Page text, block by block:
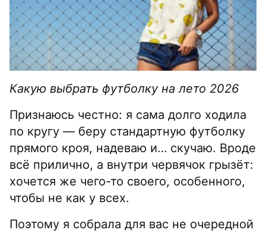
Какую выбрать футболку на лето 2026
Признаюсь честно: я сама долго ходила
по кругу — беру стандартную футболку
прямого кроя, надеваю и… скучаю. Вроде
всё прилично, а внутри червячок грызёт:
хочется же чего-то своего, особенного,
чтобы не как у всех.
Поэтому я собрала для вас не очередной